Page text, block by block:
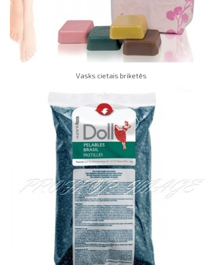
Vasks cietais briketēs